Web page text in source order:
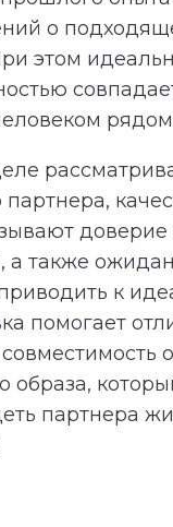
о
этом
а также
к
помогает
образа,
партнера